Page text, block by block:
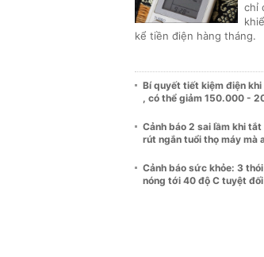
chỉ
kể tiền điện hàng tháng.
Bí quyết tiết kiệm điện
, có thể giảm 150.000 -
Cảnh báo 2 sai lầm khi
rút ngắn tuổi thọ máy mà
Cảnh báo sức khỏe: 3
nóng tới 40 độ C tuyệt